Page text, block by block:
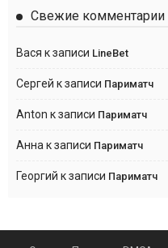
Свежие комментарии
Вася к записи LineBet
Сергей к записи Париматч
Anton к записи Париматч
Аннак записи Париматч
Георгий к записи Париматч